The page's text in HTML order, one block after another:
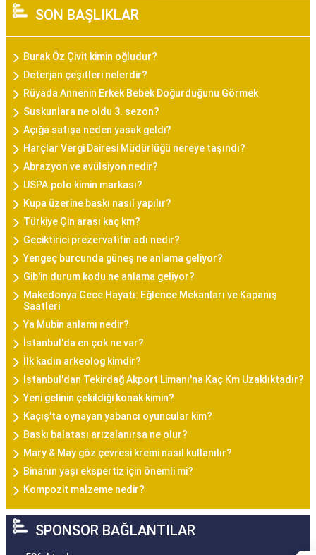
SON BAŞLIKLAR
Burak Öz Çivit kimin oğludur?
Deterjan çeşitleri nelerdir?
Rüyada Annenin Erkek Bebek Doğurduğunu Görmek
Suskunlara ne oldu 3. sezon?
Açığa satışa neden yasak geldi?
Harçlar Vergi Dairesi Müdürlüğü nereye taşındı?
Abrazyon ve avülsiyon nedir?
USPA.polo kimin markası?
Kupa üzerine baskı nasıl yapılır?
Türkiye Çin arası kaç km?
Geciktirici prezervatifin adı nedir?
Yengeç burcunda güneş ne anlama geliyor?
Gib'in durum kodu ne anlama geliyor?
Makedonya Gece Hayatı: Eğlence Mekanları ve Kapanış
Saatleri
Ya Mubin anlamı nedir?
İstanbul'da en çok ne var?
İlk kadın arkeolog kimdir?
İstanbul'dan Tekirdağ Akport Limanı'na Kaç Km Uzaklıktadır?
Yeni gelinin çekildiği konak kimin?
Kaçış'ta oynayan yabancı oyuncular kim?
Baskı balatası arızalanırsa ne olur?
Mary & May göz çevresi kremi nasıl kullanılır?
Binanın yaşı ekspertiz için önemli mi?
Kompozit malzeme nedir?
SPONSOR BAĞLANTILAR